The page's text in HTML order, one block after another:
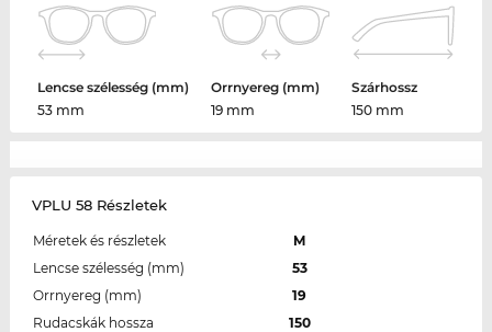
Lencse szélesség (mm)
53 mm
Orrnyereg (mm)
19 mm
Szárhossz
150 mm
VPLU 58 Részletek
Méretek és részletek
M
Lencse szélesség (mm)
53
Orrnyereg (mm)
19
Rudacskák hossza
150